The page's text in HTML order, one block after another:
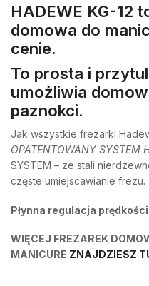
HADEWE KG-12
domowa do
cenie.
To prosta i
umożliwia
paznokci.
Jak wszystkie frezarki
OPATENTOWANY SYSTEM
SYSTEM – ze stali
częste umiejscawianie frezu.
Płynna regulacja
WIĘCEJ FREZAREK
MANICURE ZNAJDZIESZ